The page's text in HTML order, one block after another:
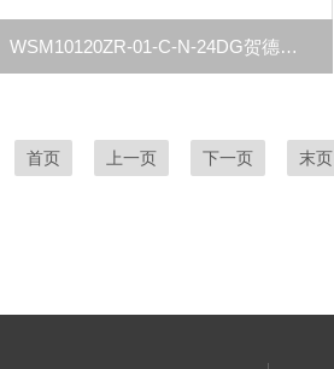
WSM10120ZR-01-C-N-24DG贺德克HYDAC插装式电磁阀WSM10120ZR现货
首页 上一页 下一页 末页